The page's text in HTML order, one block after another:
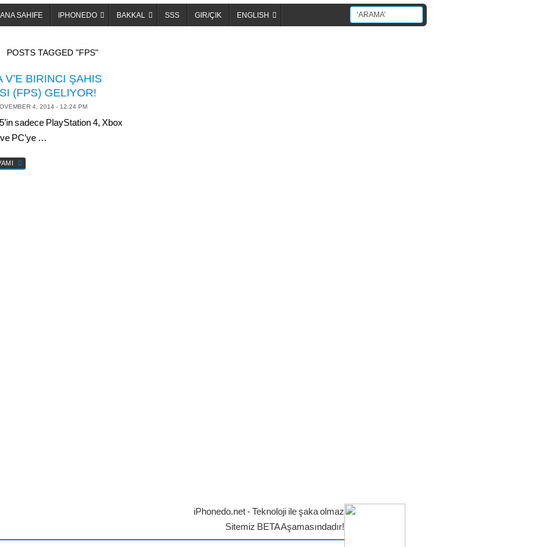
ANA SAHIFE IPHONEDO BAKKAL SSS GIR/ÇIK ENGLISH
POSTS TAGGED "FPS"
V’E BIRINCI ŞAHIS
(FPS) GELIYOR!
4, 2014 - 12:24 PM
sadece PlayStation 4, Xbox
PC’ye …
iPhonedo.net - Teknoloji ile şaka olmaz
Sitemiz BETA Aşamasındadır!